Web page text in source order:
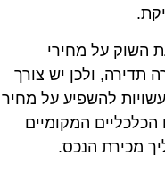
השוק על מחירי
תדירה, ולכן יש צורך
להשפיע על מחיר
המקומיים
מכירת הנכס.